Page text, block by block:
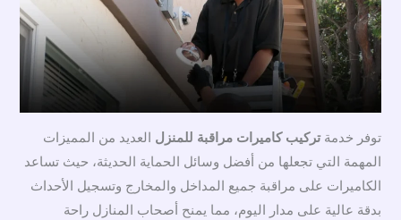
توفر خدمةتركيب كاميرات مراقبة للمنزل العديد من المميزات
المهمة التي تجعلها من أفضل وسائل الحماية الحديثة، حيث تساعد
الكاميرات على مراقبة جميع المداخل والمخارج وتسجيل الأحداث
بدقة عالية على مدار اليوم، مما يمنح أصحاب المنازل راحة